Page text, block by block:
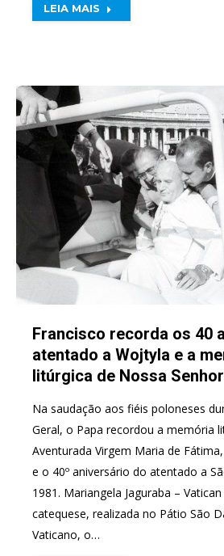
LEIA MAIS
Francisco recorda os 40
atentado a Wojtyla e a
litúrgica de Nossa
Na saudação aos fiéis poloneses
Geral, o Papa recordou a memória
Aventurada Virgem Maria de
e o 40º aniversário do atentado a
1981. Mariangela Jaguraba –
catequese, realizada no Pátio São
Vaticano, o…